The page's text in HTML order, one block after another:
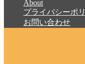
About
プライバシーポ
お問い合わせ